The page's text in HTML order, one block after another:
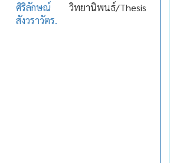
ศิริลักษณ์
สังวราวัตร.
วิทยานิพนธ์/Thesis